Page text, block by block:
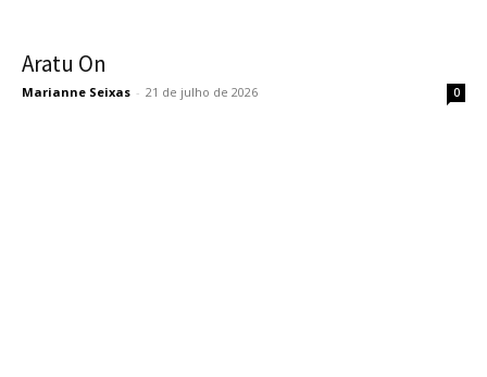
Aratu On
Marianne Seixas - 21 de julho de 2026 0